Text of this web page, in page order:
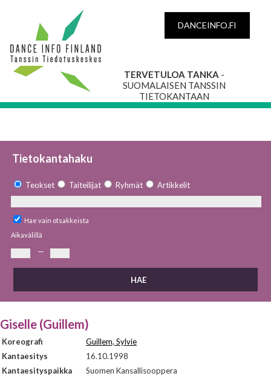
DANCEINFO.FI
TERVETULOA TANKA -
SUOMALAISEN TANSSIN
TIETOKANTAAN
Tietokantahaku
Teokset Taiteilijat Ryhmät Artikkelit
Hae vain otsakkeista
Aikavälillä
—
Giselle (Guillem)
Koreografi
Guillem, Sylvie
Kantaesitys
16.10.1998
Kantaesityspaikka
Suomen Kansallisooppera